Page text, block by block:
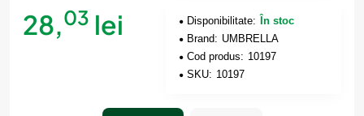
28,03 lei Disponibilitate:
În stoc
Brand: UMBRELLA
Cod produs: 10197
SKU: 10197